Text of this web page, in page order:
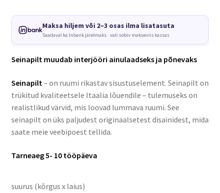
€30.00
through
€89.00
Maksa hiljem või 2–3 osas ilma lisatasuta
Saadaval ka Inbank järelmaks · vali sobiv makseviis kassas
Seinapilt muudab interjööri ainulaadseks ja põnevaks
Seinapilt– on ruumi rikastav sisustuselement. Seinapilt on
trükitud kvaliteetsele Itaalia lõuendile – tulemuseks on
realistlikud värvid, mis loovad lummava ruumi. See
seinapilt on üks paljudest originaalsetest disainidest, mida
saate meie veebipoest tellida.
Tarneaeg 5- 10 tööpäeva
suurus (kõrgus x laius)